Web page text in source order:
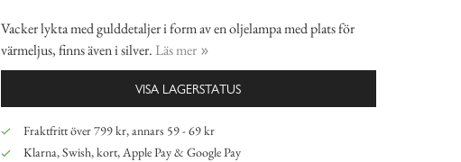
Vacker lykta med gulddetaljer i form av en oljelampa med plats för
värmeljus, finns även i silver. Läs mer
VISA LAGERSTATUS
Fraktfritt över 799 kr, annars 59 - 69 kr
Klarna, Swish, kort, Apple Pay & Google Pay